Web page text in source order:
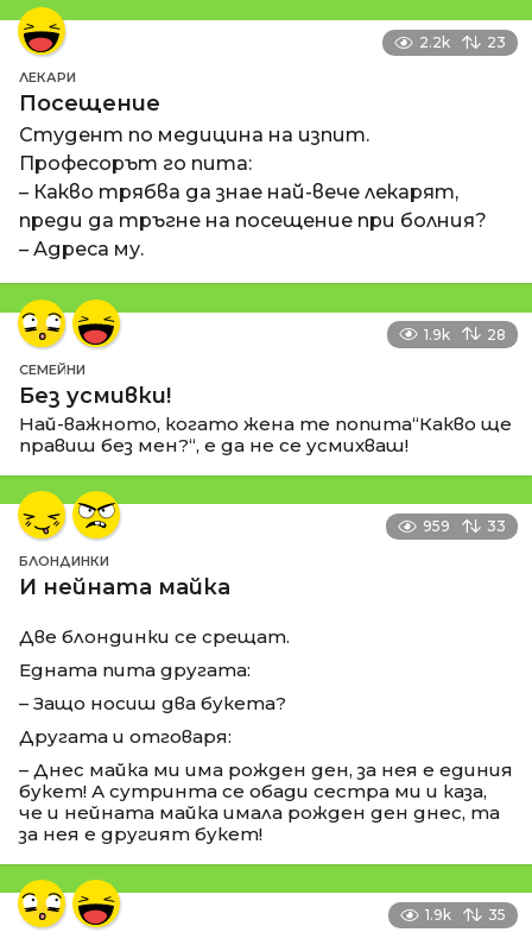
2.2k 23
ЛЕКАРИ
Посещение
Студент по медицина на изпит.
Професорът го пита:
– Какво трябва да знае най-вече лекарят,
преди да тръгне на посещение при болния?
– Адреса му.
1.9k 28
СЕМЕЙНИ
Без усмивки!
Най-важното, когато жена те попита“Какво ще
правиш без мен?“, е да не се усмихваш!
959 33
БЛОНДИНКИ
И нейната майка
Две блондинки се срещат.
Едната пита другата:
– Защо носиш два букета?
Другата и отговаря:
– Днес майка ми има рожден ден, за нея е единия
букет! А сутринта се обади сестра ми и каза,
че и нейната майка имала рожден ден днес, та
за нея е другият букет!
1.9k 35